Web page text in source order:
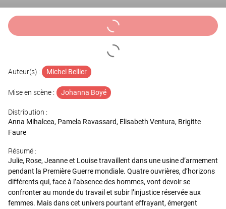
Auteur(s) : Michel Bellier
Mise en scène : Johanna Boyé
Distribution :
Anna Mihalcea, Pamela Ravassard, Elisabeth Ventura, Brigitte
Faure
Résumé :
Julie, Rose, Jeanne et Louise travaillent dans une usine d’armement
pendant la Première Guerre mondiale. Quatre ouvrières, d’horizons
différents qui, face à l’absence des hommes, vont devoir se
confronter au monde du travail et subir l’injustice réservée aux
femmes. Mais dans cet univers pourtant effrayant, émergent